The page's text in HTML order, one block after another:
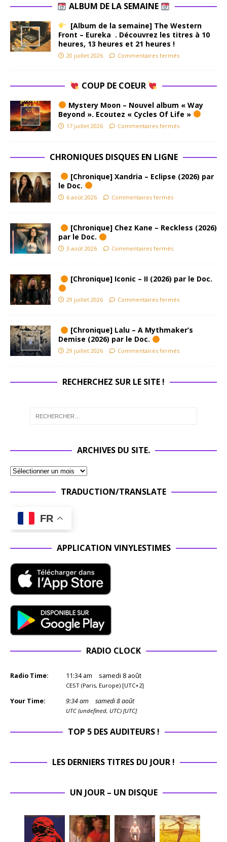
ALBUM DE LA SEMAINE
[Album de la semaine] The Western
Front – Eureka . Découvrez les titres à 10
heures, 13 heures et 21 heures !
20 juillet 2026 Commentaires fermés
COUP DE COEUR
Mystery Moon – Nouvel album « Way
Beyond ». Ecoutez « Cycles Of Life »
17 juillet 2026 Commentaires fermés
CHRONIQUES DISQUES EN LIGNE
[Chronique] Xandria – Eclipse (2026) par
le Doc.
6 août 2026 Commentaires fermés
[Chronique] Chez Kane – Reckless (2026)
par le Doc.
3 août 2026 Commentaires fermés
[Chronique] Iconic – II (2026) par le Doc.
29 juillet 2026 Commentaires fermés
[Chronique] Lalu – A Mythmaker’s
Demise (2026) par le Doc.
29 juillet 2026 Commentaires fermés
RECHERCHEZ SUR LE SITE !
ARCHIVES DU SITE.
TRADUCTION/TRANSLATE
FR
APPLICATION VINYLESTIMES
RADIO CLOCK
Radio Time: 11:34 am samedi 8 août
CEST (Paris, Europe) [UTC+2]
Your Time: 9:34am samedi 8 août
UTC (undefined, UTC) [UTC]
TOP 5 DES AUDITEURS !
LES DERNIERS TITRES DU JOUR !
UN JOUR – UN DISQUE